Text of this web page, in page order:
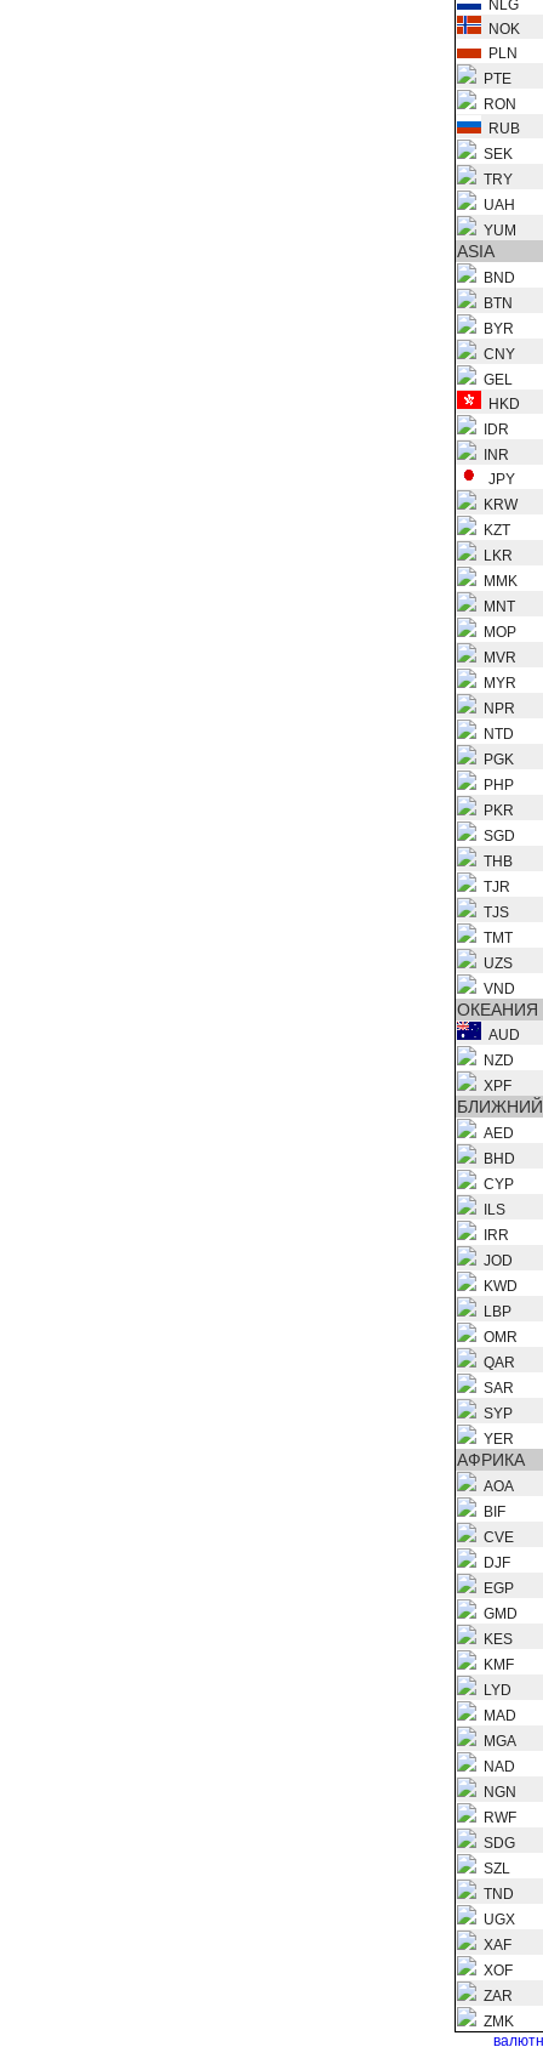
NLG
NOK
PLN
PTE
RON
RUB
SEK
TRY
UAH
YUM
ASIA
BND
BTN
BYR
CNY
GEL
HKD
IDR
INR
JPY
KRW
KZT
LKR
MMK
MNT
MOP
MVR
MYR
NPR
NTD
PGK
PHP
PKR
SGD
THB
TJR
TJS
TMT
UZS
VND
ОКЕАНИЯ
AUD
NZD
XPF
AED
BHD
CYP
ILS
IRR
JOD
KWD
LBP
OMR
QAR
SAR
SYP
YER
АФРИКА
AOA
BIF
CVE
DJF
EGP
GMD
KES
KMF
LYD
MAD
MGA
NAD
NGN
RWF
SDG
SZL
TND
UGX
XAF
XOF
ZAR
ZMK